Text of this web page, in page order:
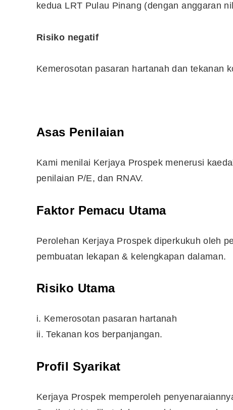
kedua LRT Pulau Pinang (dengan anggaran
Risiko negatif
Kemerosotan pasaran hartanah dan tekanan
Asas Penilaian
Kami menilai Kerjaya Prospek menerusi
penilaian P/E, dan RNAV.
Faktor Pemacu Utama
Perolehan Kerjaya Prospek diperkukuh oleh
pembuatan lekapan & kelengkapan dalaman.
Risiko Utama
i. Kemerosotan pasaran hartanah
ii. Tekanan kos berpanjangan.
Profil Syarikat
Kerjaya Prospek memperoleh